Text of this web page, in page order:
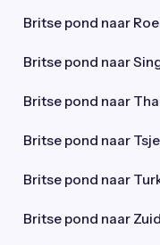
Britse pond naar
Britse pond naar
Britse pond naar
Britse pond naar
Britse pond naar
Britse pond naar